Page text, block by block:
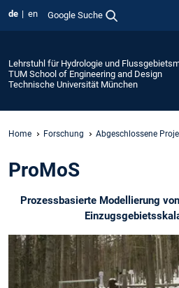
de en Google Suche
Lehrstuhl für Hydrologie und
TUM School of Engineering and Design
Technische Universität München
Home Forschung Abgeschlossene
ProMoS
Prozessbasierte Modellierung